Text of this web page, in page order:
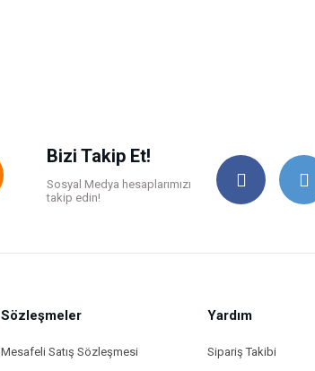
Bizi Takip Et!
Sosyal Medya hesaplarımızı
takip edin!
Sözleşmeler
Mesafeli Satış Sözleşmesi
Yardım
Sipariş Takibi